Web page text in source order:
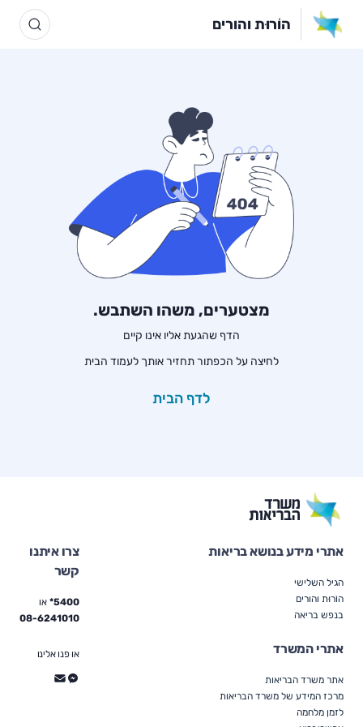
הוֹרוּת והורים
מצטערים, משהו השתבש.
הדף שהגעת אליו אינו קיים
לחיצה על הכפתור תחזיר אותך לעמוד הבית
לדף הבית
אתרי מידע בנושא בריאות
הגיל השלישי
הוֹרוּת והורים
בנפש בריאה
אתרי המשרד
אתר משרד הבריאות
מרכז המידע של משרד הבריאות
לזמן מלחמה
צרו איתנו
קשר
5400* או
08-6241010
או פנו אלינו